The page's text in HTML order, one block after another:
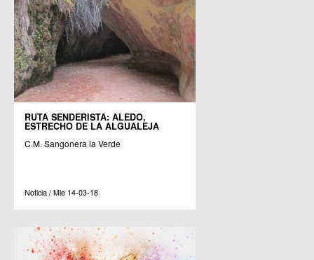
RUTA SENDERISTA: ALEDO,
ESTRECHO DE LA ALGUALEJA
C.M. Sangonera la Verde
Noticia / Mie 14-03-18